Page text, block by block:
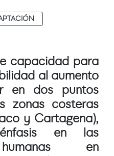
capacidad para
al aumento
en dos puntos
zonas costeras
y Cartagena),
en las
en